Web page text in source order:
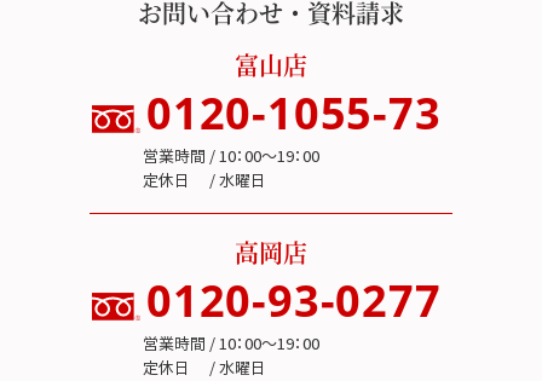
お問い合わせ・資料請求
富山店
0120-1055-73
営業時間 / 10：00～19：00
定休日 / 水曜日
高岡店
0120-93-0277
営業時間 / 10：00～19：00
定休日 / 水曜日